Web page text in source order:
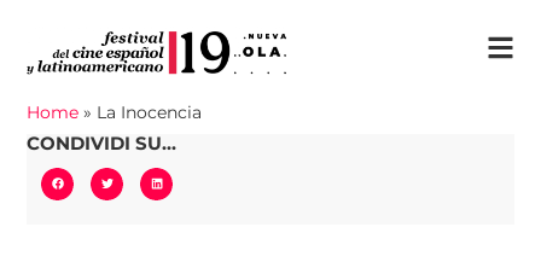
Home » La Inocencia
CONDIVIDI SU...